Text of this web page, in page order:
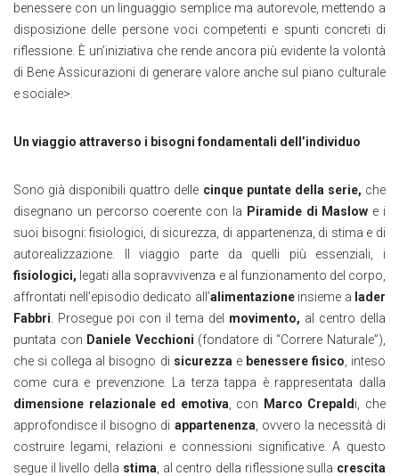
benessere con un linguaggio semplice ma autorevole, mettendo a
disposizione delle persone voci competenti e spunti concreti di
riflessione. È un’iniziativa che rende ancora più evidente la volontà
di Bene Assicurazioni di generare valore anche sul piano culturale
e sociale>.
Un viaggio attraverso i bisogni fondamentali dell’individuo
Sono già disponibili quattro delle cinque puntate della serie, che
disegnano un percorso coerente con la Piramide di Maslow e i
suoi bisogni: fisiologici, di sicurezza, di appartenenza, di stima e di
autorealizzazione. Il viaggio parte da quelli più essenziali, i
fisiologici, legati alla sopravvivenza e al funzionamento del corpo,
affrontati nell’episodio dedicato all’alimentazioneinsieme a Iader
Fabbri . Prosegue poi con il tema del movimento, al centro della
puntata con Daniele Vecchioni (fondatore di “Correre Naturale”),
che si collega al bisogno di sicurezza e benessere fisico , inteso
come cura e prevenzione. La terza tappa è rappresentata dalla
dimensione relazionale ed emotiva , con Marco Crepald i, che
approfondisce il bisogno di appartenenza , ovvero la necessità di
costruire legami, relazioni e connessioni significative. A questo
segue il livello della stima , al centro della riflessione sulla crescita